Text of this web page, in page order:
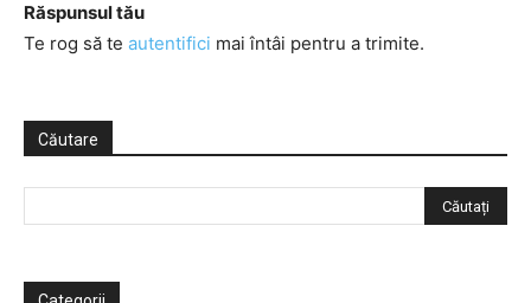
Răspunsul tău
Te rog să te autentifici mai întâi pentru a trimite.
Căutare